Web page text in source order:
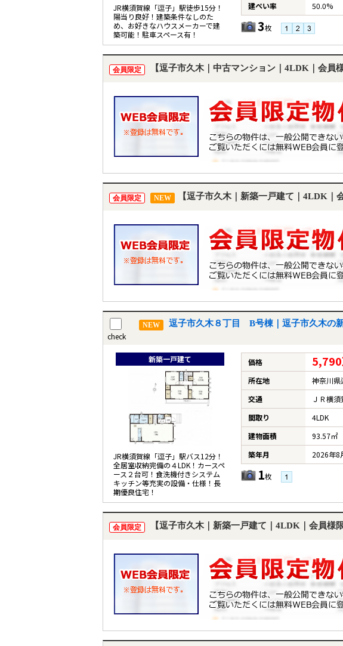
JR横須賀線「逗子」駅徒歩15分！
陽当り良好！建築条件なしのた
め、お好きなハウスメーカーで建
築可能！駐車スペース有！
建ぺい率
50.0%
3枚
会員限定 【逗子市久木｜中古マンション｜4LDK｜会員
会員限定 NEW 【逗子市久木｜新築一戸建て｜4LDK｜
check
NEW 逗子市久木８丁目 B号棟｜逗子市久木の
新築一戸建て
JR横須賀線「逗子」駅バス12分！
全居室収納完備の４LDK！カースペ
ース２台可！食洗機付きシステム
キッチン等充実の設備・仕様！長
期優良住宅！
価格
所在地
神奈川県
交通
ＪＲ横
間取り
4LDK
建物面積
93.57㎡
築年月
2026年8
1枚
会員限定 【逗子市久木｜新築一戸建て｜4LDK｜会員様